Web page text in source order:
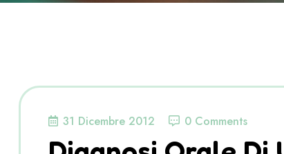
31 Dicembre 2012 0 Comments